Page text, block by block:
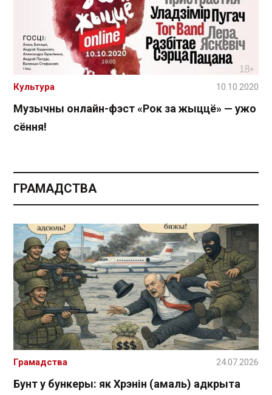
Музычны онлайн-фэст «Рок за жыццё» — ужо
сёння!
Культура 10.10.2020
ГРАМАДСТВА
Бунт у бункеры: як Хрэнін (амаль) адкрыта
Грамадства 24.07.2026